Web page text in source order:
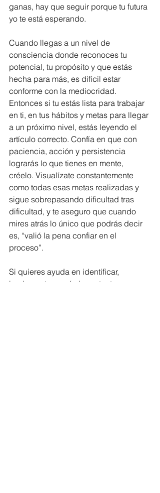
ganas, hay que seguir porque tu futura
yo te está esperando.
Cuando llegas a un nivel de
consciencia donde reconoces tu
potencial, tu propósito y que estás
hecha para más, es difícil estar
conforme con la mediocridad.
Entonces si tu estás lista para trabajar
en ti, en tus hábitos y metas para llegar
a un próximo nivel, estás leyendo el
artículo correcto. Confía en que con
paciencia, acción y persistencia
lograrás lo que tienes en mente,
créelo. Visualízate constantemente
como todas esas metas realizadas y
sigue sobrepasando dificultad tras
dificultad, y te aseguro que cuando
mires atrás lo único que podrás decir
es, “valió la pena confiar en el
proceso”.
Si quieres ayuda en identificar,
implementar y más importante